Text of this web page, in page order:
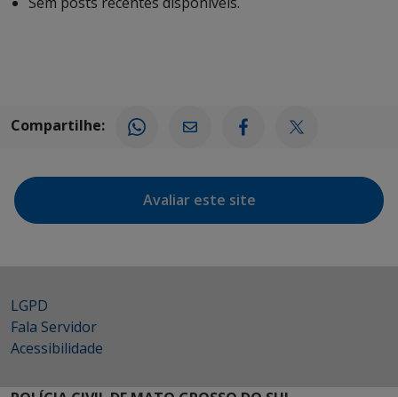
Compartilhe:
Avaliar este site
LGPD
Fala Servidor
Acessibilidade